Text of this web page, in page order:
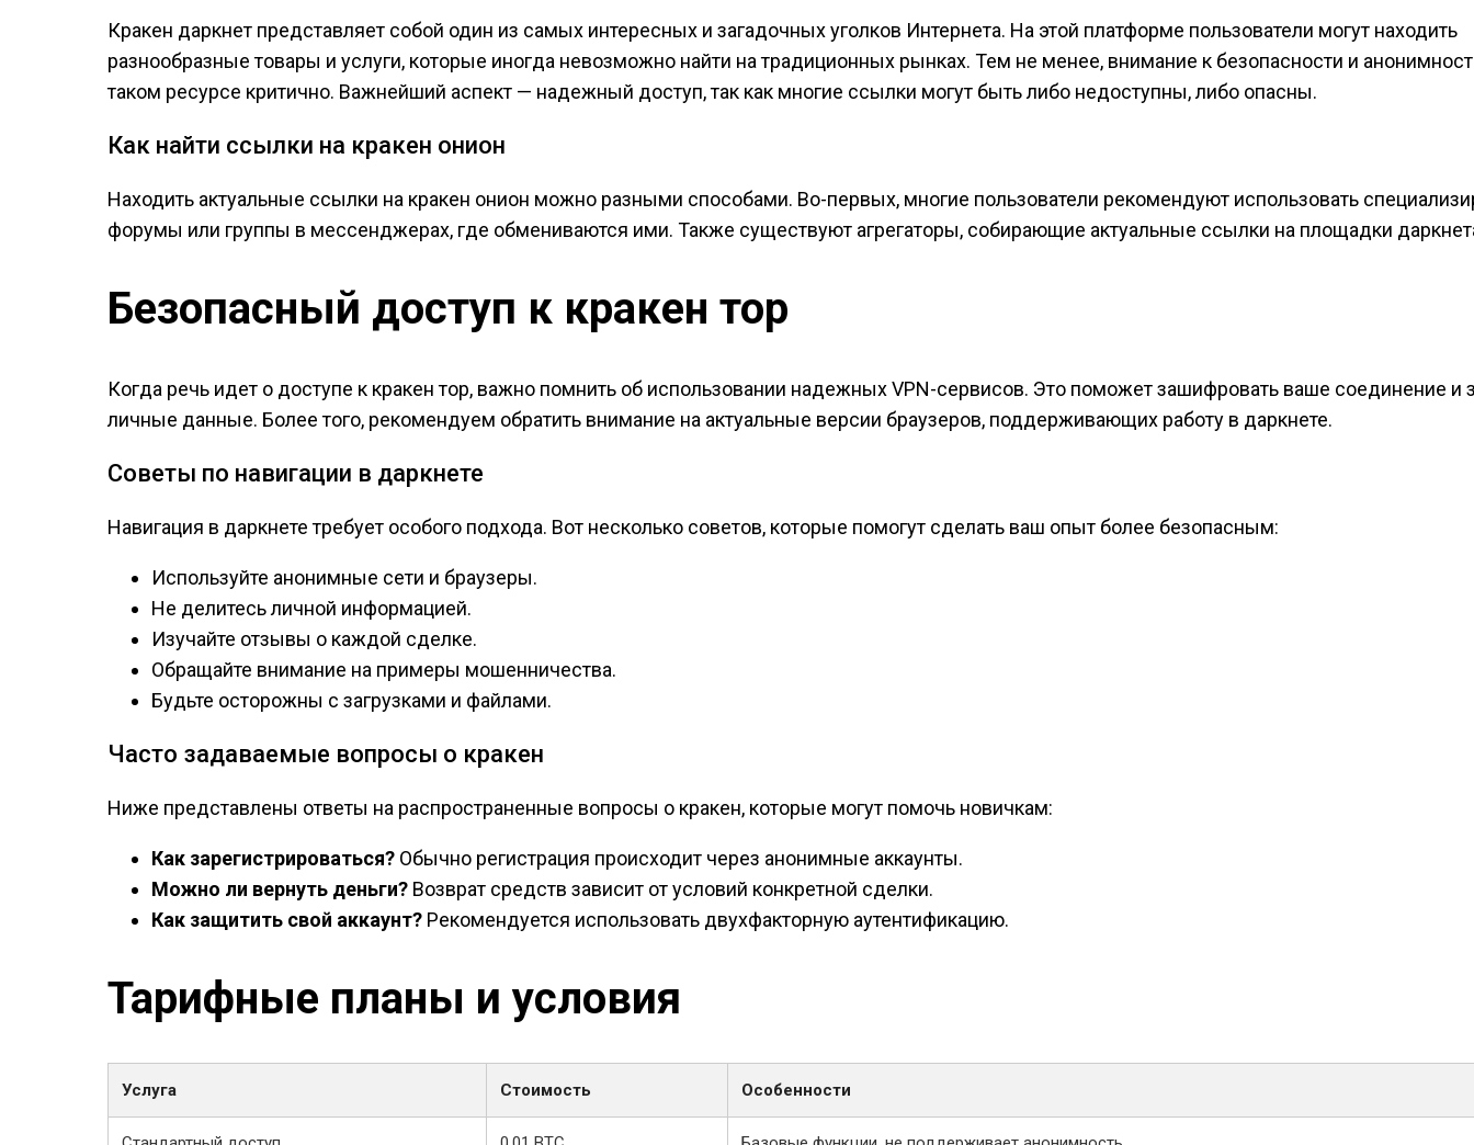
Кракен даркнет представляет собой один из самых интересных и загадочных уголков Интернета. На этой платформе пользователи могут находить
разнообразные товары и услуги, которые иногда невозможно найти на традиционных рынках. Тем не менее, внимание к безопасности и
таком ресурсе критично. Важнейший аспект — надежный доступ, так как многие ссылки могут быть либо недоступны, либо опасны.
Как найти ссылки на кракен онион
Находить актуальные ссылки на кракен онион можно разными способами. Во-первых, многие пользователи рекомендуют использовать
форумы или группы в мессенджерах, где обмениваются ими. Также существуют агрегаторы, собирающие актуальные ссылки на площадки
Безопасный доступ к кракен тор
Когда речь идет о доступе к кракен тор, важно помнить об использовании надежных VPN-сервисов. Это поможет зашифровать ваше соединение и
личные данные. Более того, рекомендуем обратить внимание на актуальные версии браузеров, поддерживающих работу в даркнете.
Советы по навигации в даркнете
Навигация в даркнете требует особого подхода. Вот несколько советов, которые помогут сделать ваш опыт более безопасным:
Используйте анонимные сети и браузеры.
Не делитесь личной информацией.
Изучайте отзывы о каждой сделке.
Обращайте внимание на примеры мошенничества.
Будьте осторожны с загрузками и файлами.
Часто задаваемые вопросы о кракен
Ниже представлены ответы на распространенные вопросы о кракен, которые могут помочь новичкам:
Как зарегистрироваться? Обычно регистрация происходит через анонимные аккаунты.
Можно ли вернуть деньги? Возврат средств зависит от условий конкретной сделки.
Как защитить свой аккаунт? Рекомендуется использовать двухфакторную аутентификацию.
Тарифные планы и условия
Услуга Стоимость Особенности